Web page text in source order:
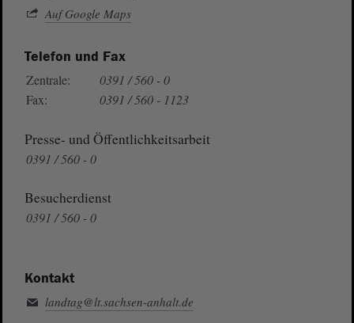
Auf Google Maps
Telefon und Fax
Zentrale:
0391 / 560 - 0
Fax:
0391 / 560 - 1123
Presse- und Öffentlichkeitsarbeit
0391 / 560 - 0
Besucherdienst
0391 / 560 - 0
Kontakt
landtag@lt.sachsen-anhalt.de